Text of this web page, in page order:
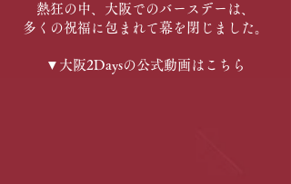
熱狂の中、大阪でのバースデーは、
多くの祝福に包まれて幕を閉じました。
▼大阪2Daysの公式動画はこちら